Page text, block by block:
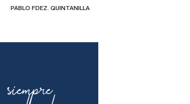
PABLO FDEZ. QUINTANILLA